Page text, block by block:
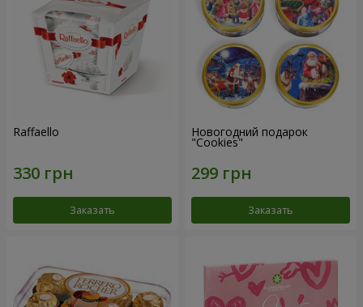
Raffaello
Заказать
Новогодний подарок
"Cookies"
Заказать